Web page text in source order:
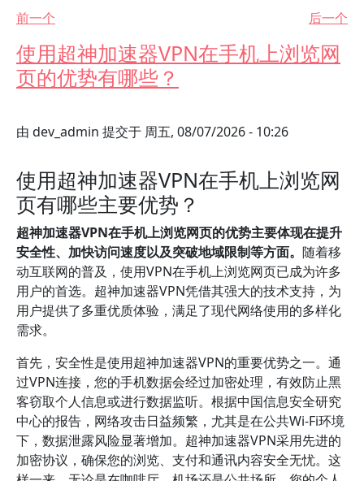
前一个
后一个
使用超神加速器VPN在手机上浏览网
页的优势有哪些？
由 dev_admin 提交于 周五, 08/07/2026 - 10:26
使用超神加速器VPN在手机上浏览网
页有哪些主要优势？
超神加速器VPN在手机上浏览网页的优势主要体现在提升
安全性、加快访问速度以及突破地域限制等方面。 随着移
动互联网的普及，使用VPN在手机上浏览网页已成为许多
用户的首选。超神加速器VPN凭借其强大的技术支持，为
用户提供了多重优质体验，满足了现代网络使用的多样化
需求。
首先，安全性是使用超神加速器VPN的重要优势之一。通
过VPN连接，您的手机数据会经过加密处理，有效防止黑
客窃取个人信息或进行数据监听。根据中国信息安全研究
中心的报告，网络攻击日益频繁，尤其是在公共Wi-Fi环境
下，数据泄露风险显著增加。超神加速器VPN采用先进的
加密协议，确保您的浏览、支付和通讯内容安全无忧。这